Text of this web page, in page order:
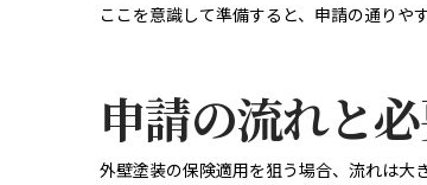
ここを意識して準備すると、申請の通りや
申請の流れと
外壁塗装の保険適用を狙う場合、流れは